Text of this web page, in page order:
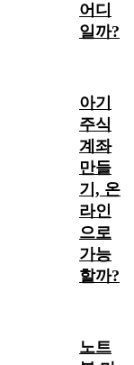
어디
일까?
아기
주식
계좌
만들
기, 온
라인
으로
가능
할까?
노트